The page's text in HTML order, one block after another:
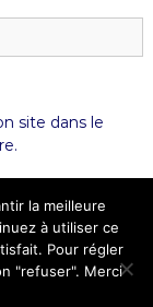
site dans le
la meilleure
à utiliser ce
Pour régler
"refuser". Merci